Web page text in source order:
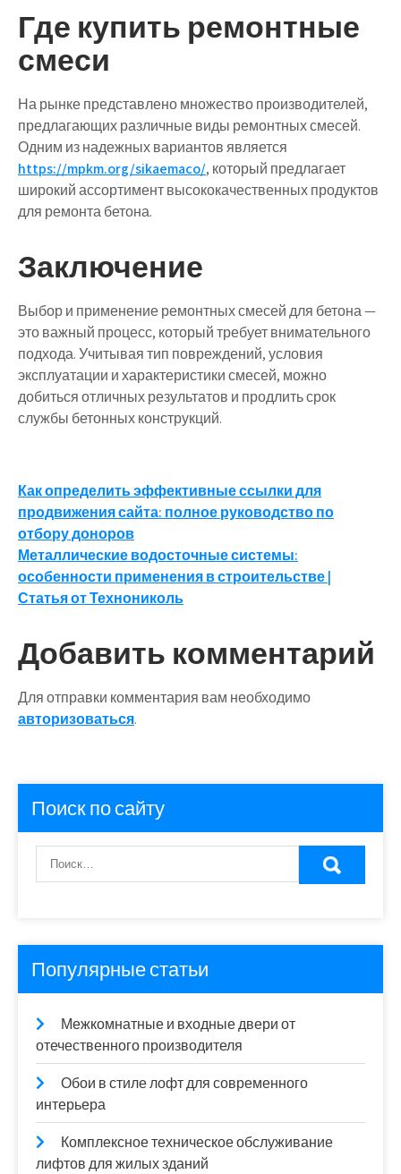
Где купить ремонтные
смеси
На рынке представлено множество производителей,
предлагающих различные виды ремонтных смесей.
Одним из надежных вариантов является
https://mpkm.org/sikaemaco/, который предлагает
широкий ассортимент высококачественных продуктов
для ремонта бетона.
Заключение
Выбор и применение ремонтных смесей для бетона —
это важный процесс, который требует внимательного
подхода. Учитывая тип повреждений, условия
эксплуатации и характеристики смесей, можно
добиться отличных результатов и продлить срок
службы бетонных конструкций.
Навигация
по
записям
Как определить эффективные ссылки для
продвижения сайта: полное руководство по
отбору доноров
Металлические водосточные системы:
особенности применения в строительстве |
Статья от Технониколь
Добавить комментарий
Для отправки комментария вам необходимо
авторизоваться.
Поиск по сайту
Популярные статьи
Межкомнатные и входные двери от
отечественного производителя
Обои в стиле лофт для современного
интерьера
Комплексное техническое обслуживание
лифтов для жилых зданий